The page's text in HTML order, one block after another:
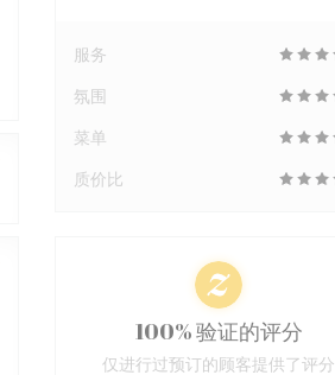
服务
氛围
菜单
质价比
100% 验证的评分
仅进行过预订的顾客提供了评分